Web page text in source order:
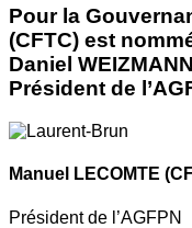
Pour la
(CFTC) est
Daniel
Président de
Manuel LECOMTE
Président de l’AGFPN